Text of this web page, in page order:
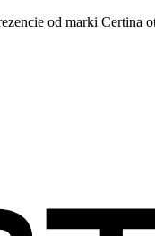
od marki Certina